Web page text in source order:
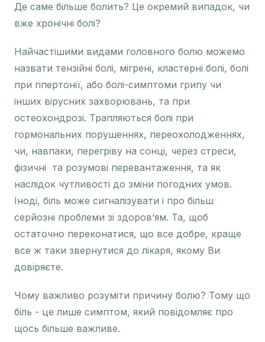
Де саме більше болить? Це окремий випадок, чи
вже хронічні болі?
Найчастішими видами головного болю можемо
назвати тензійні болі, мігрені, кластерні болі, болі
при гіпертонії, або болі-симптоми грипу чи
інших вірусних захворювань, та при
остеохондрозі. Трапляються болі при
гормональних порушеннях, переохолодженнях,
чи, навпаки, перегріву на сонці, через стреси,
фізичні та розумові перевантаження, та як
наслідок чутливості до зміни погодних умов.
Іноді, біль може сигналізувати і про більш
серйозні проблеми зі здоров‘ям. Та, щоб
остаточно переконатися, що все добре, краще
все ж таки звернутися до лікаря, якому Ви
довіряєте.
Чому важливо розуміти причину болю? Тому що
біль - це лише симптом, який повідомляє про
щось більше важливе.